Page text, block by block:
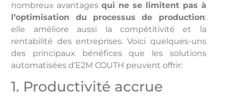
nombreux avantagesqui ne se limitent pas à
l’optimisation du processus de production:
elle améliore aussi la compétitivité et la
rentabilité des entreprises. Voici quelques-uns
des principaux bénéfices que les solutions
automatisées d’E2M COUTH peuvent offrir:
1. Productivité accrue